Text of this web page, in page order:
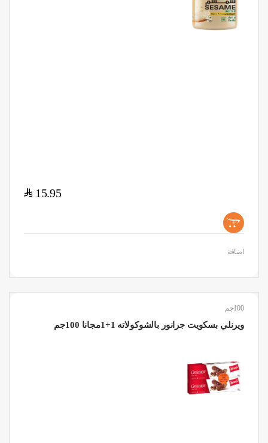
15.95
$
+
اضافة
100جم
ويرنلي بسكويت جرانور بالشوكولاته 1+1مجانا 100جم